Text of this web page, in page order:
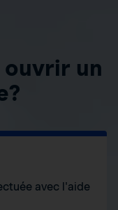
un
avec l'aide